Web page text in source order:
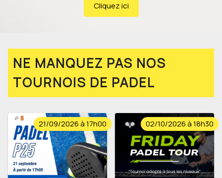
Cliquez ici
NE MANQUEZ PAS NOS
TOURNOIS DE PADEL
21/09/2026 à 17h00 02/10/2026 à 18h30